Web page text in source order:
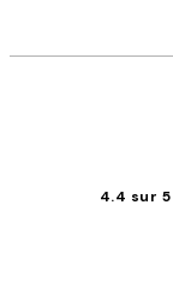
4.4 sur